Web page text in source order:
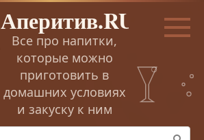
Аперитив.RU
Все про напитки,
которые можно
приготовить в
домашних условиях
и закуску к ним